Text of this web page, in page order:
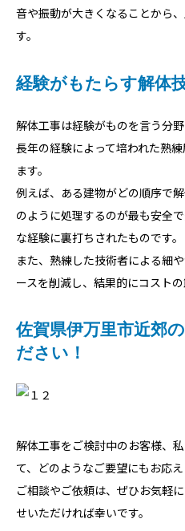
音や振動が大きくなることから
す。
経験がもたらす解体
解体工事は経験がものを言う分野
長年の経験によって培われた熟
ます。
例えば、ある建物がどの順序で
のように処理するのが最も安全
な経験に裏打ちされたものです。
また、熟練した技術者による細
ースを削減し、結果的にコストの
佐賀県伊万里市近郊
ださい！
解体工事をご検討中のお客様、
て、どのようなご要望にもお応え
ご相談やご依頼は、ぜひお気軽に
せいただければ幸いです。